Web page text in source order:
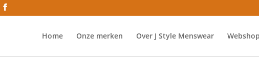
Home Onze merken Over J Style Menswear Webshop